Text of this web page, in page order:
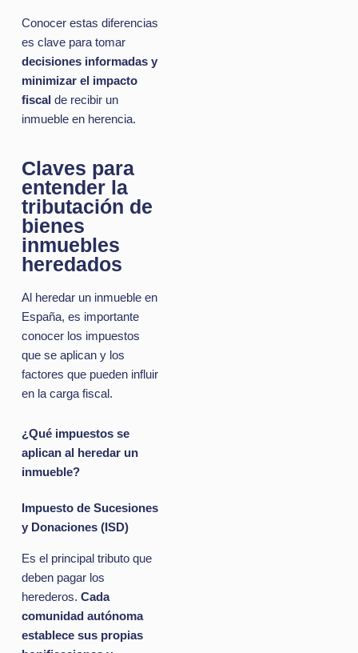
Conocer estas diferencias
es clave para tomar
decisiones informadas y
minimizar el impacto
fiscal de recibir un
inmueble en herencia.
Claves para
entender la
tributación de
bienes
inmuebles
heredados
Al heredar un inmueble en
España, es importante
conocer los impuestos
que se aplican y los
factores que pueden influir
en la carga fiscal.
¿Qué impuestos se
aplican al heredar un
inmueble?
Impuesto de Sucesiones
y Donaciones (ISD)
Es el principal tributo que
deben pagar los
herederos. Cada
comunidad autónoma
establece sus propias